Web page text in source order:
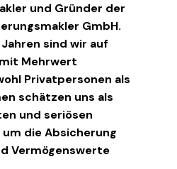
und Gründer der
GmbH.
sind wir auf
Mehrwert
Privatpersonen als
schätzen uns als
und seriösen
um die Absicherung
Vermögenswerte